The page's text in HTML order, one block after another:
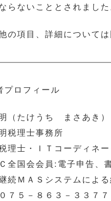
らないこととされました
の項目、詳細については
プロフィール
（たけうち まさあき）
税理士事務所
士・ＩＴコーディネー
Ｃ全国会会員:電子申告、
続ＭＡＳシステムによ
７５－８６３－３３７７